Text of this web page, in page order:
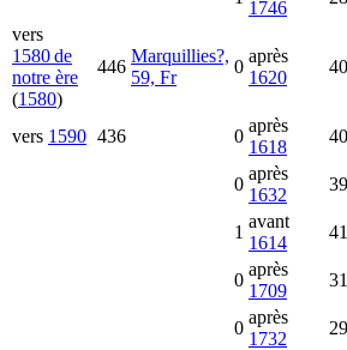
1746
vers
1580 de
notre ère
(1580)
446
Marquillies?,
59, Fr
0
après
1620
vers 1590 436 0
après
1618
0
après
1632
1
avant
1614
0
après
1709
0
après
1732